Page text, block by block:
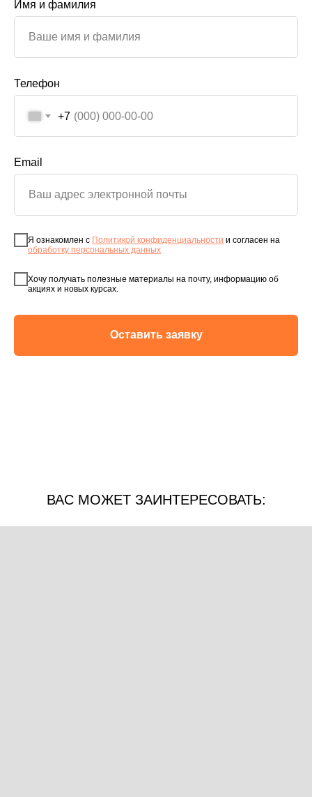
Имя и фамилия
Телефон
+7
Email
Я ознакомлен с Политикой конфиденциальности и согласен на
обработку персональных данных
Хочу получать полезные материалы на почту, информацию об
акциях и новых курсах.
Оставить заявку
ВАС МОЖЕТ ЗАИНТЕРЕСОВАТЬ: